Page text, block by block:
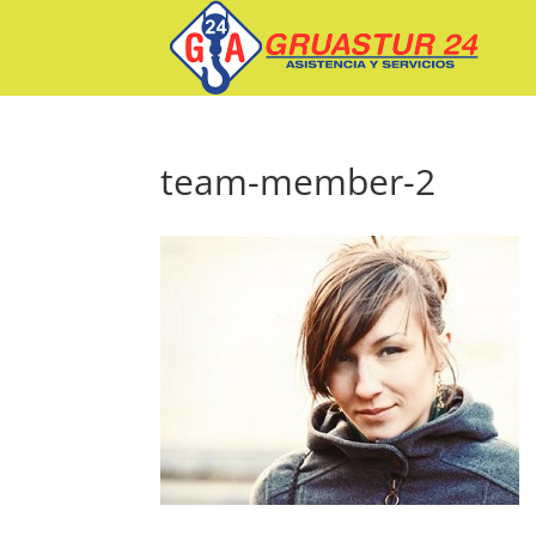
team-member-2